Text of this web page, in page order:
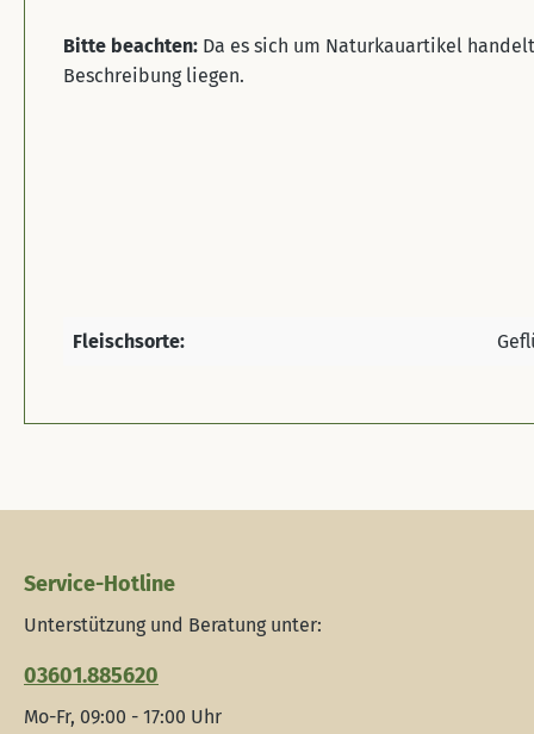
Bitte beachten: Da es sich um Naturkauartikel
Beschreibung liegen.
Fleischsorte:
Service-Hotline
Unterstützung und Beratung unter:
03601.885620
Mo-Fr, 09:00 - 17:00 Uhr